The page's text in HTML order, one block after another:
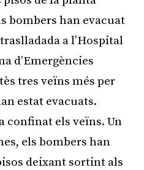
bombers han evacuat
a l’Hospital
d’Emergències
tres veïns més per
estat evacuats.
confinat els veïns. Un
els bombers han
deixant sortint als